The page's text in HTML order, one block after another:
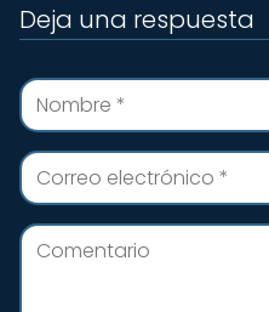
Deja una respuesta